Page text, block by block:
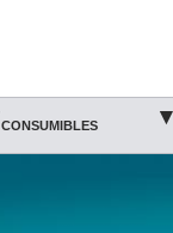
CONSUMIBLES ▾